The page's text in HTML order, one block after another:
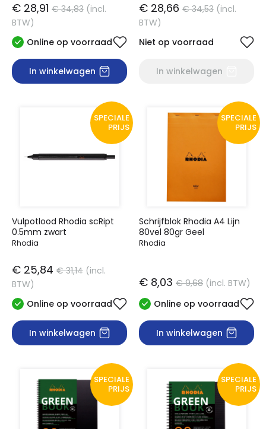
€ 28,91 € 34,83 (incl.
BTW)
Online op voorraad
In winkelwagen
€ 28,66 € 34,53 (incl.
BTW)
Niet op voorraad
In winkelwagen
SPECIALE
PRIJS
Vulpotlood Rhodia scRipt
0.5mm zwart
Rhodia
€ 25,84 € 31,14 (incl.
BTW)
Online op voorraad
In winkelwagen
SPECIALE
PRIJS
Schrijfblok Rhodia A4 Lijn
80vel 80gr Geel
Rhodia
€ 8,03 € 9,68 (incl. BTW)
Online op voorraad
In winkelwagen
SPECIALE
PRIJS
SPECIALE
PRIJS